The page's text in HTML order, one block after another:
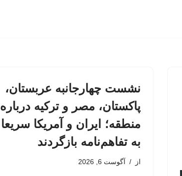
نشست چهارجانبه عربستان،
پاکستان، مصر و ترکیه درباره
منطقه؛ ایران و آمریکا سریعا
به تفاهم‌نامه بازگردند
از آگوست 6, 2026